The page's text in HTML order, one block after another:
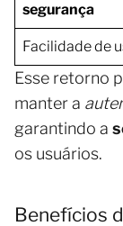
segurança
Facilidade de
Esse retorno
manter a
garantindo a
os usuários.
Benefícios